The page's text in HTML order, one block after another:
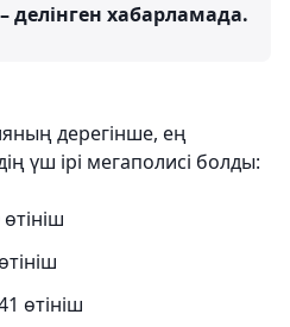
делінген хабарламада.
дерегінше, ең
үш ірі мегаполисі болды:
өтініш